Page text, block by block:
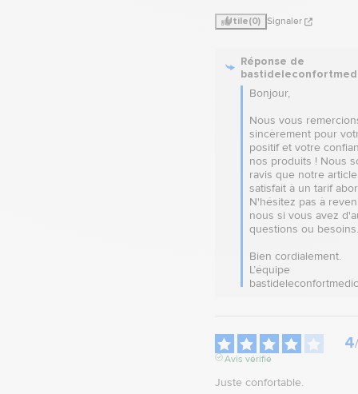
Utile(0) Signaler
Réponse de
Bonjour,
Nous vous
sincèrement pour
positif et votre
nos produits ! Nous
ravis que notre
satisfait à un tarif
N'hésitez pas à
nous si vous avez
questions ou besoins.
Bien cordialement.
L’équipe
4/
Avis vérifié
Juste confortable.